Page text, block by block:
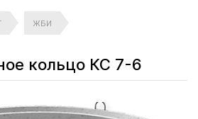
ЖБИ
кольцо КС 7-6